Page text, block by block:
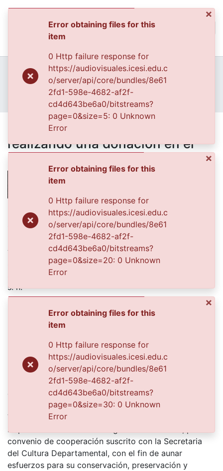
All of DSpace
Statistics
Home
Archivo del Patrimonio Fotográfico y Fílmico del Valle del Cauca
Fondo Archivo del Patrimonio Fotográfico y Fílmico del Valle del Cauca
Los Municipios
APFFVC - Edificios - Patrimonial
El señor Marco Antonio Arenas realizando una donación en el orfanato del municipio
El señor Marco Antonio Arenas
realizando una donación en el
Date
1985-01-01
Authors
s. n.
s. n.
Publisher
Biblioteca Departamental Jorge Garces Borrero
Description
El señor Marco Antonio Arenas realizando una
donación en el orfanato del municipio. Tuluá, 1985
El Archivo del Patrimonio Fotográfico y Fílmico del
Valle del Cauca es responsabilidad de la Biblioteca
Departamental del Valle Jorge Garcés Borrero, por
convenio de cooperación suscrito con la Secretaria
del Cultura Departamental, con el fin de aunar
esfuerzos para su conservación, preservación y
×
Error obtaining files for this
item
0 Http failure response for
https://audiovisuales.icesi.edu.c
o/server/api/core/bundles/8e61
2fd1-598e-4682-af2f-
cd4d643be6a0/bitstreams?
page=0&size=5: 0 Unknown
Error
×
Error obtaining files for this
item
0 Http failure response for
https://audiovisuales.icesi.edu.c
o/server/api/core/bundles/8e61
2fd1-598e-4682-af2f-
cd4d643be6a0/bitstreams?
page=0&size=20: 0 Unknown
Error
×
Error obtaining files for this
item
0 Http failure response for
https://audiovisuales.icesi.edu.c
o/server/api/core/bundles/8e61
2fd1-598e-4682-af2f-
cd4d643be6a0/bitstreams?
page=0&size=30: 0 Unknown
Error